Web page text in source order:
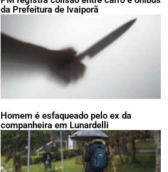
da Prefeitura de Ivaiporã
Homem é esfaqueado pelo ex da
companheira em Lunardelli